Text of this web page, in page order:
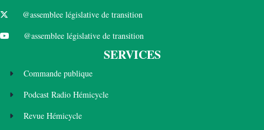
@assemblee législative de transition
@assemblee législative de transition
SERVICES
Commande publique
Podcast Radio Hémicycle
Revue Hémicycle